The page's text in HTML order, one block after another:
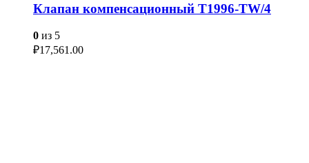
Клапан компенсационный T1996-TW/4
0 из 5
₽17,561.00